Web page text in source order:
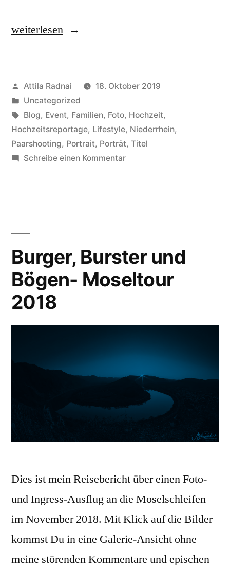
„Hochzeit
und
George“
weiterlesen
Veröffentlicht
von
Attila Radnai
18. Oktober 2019
Veröffentlicht
in
Uncategorized
Schlagwörter:
Blog, Event, Familien, Foto, Hochzeit,
Hochzeitsreportage, Lifestyle, Niederrhein,
Paarshooting, Portrait, Porträt, Titel
Schreibe einen Kommentarzu
Burger, Burster und
Bögen- Moseltour
2018
Dies ist mein Reisebericht über einen Foto-
und Ingress-Ausflug an die Moselschleifen
im November 2018. Mit Klick auf die Bilder
kommst Du in eine Galerie-Ansicht ohne
meine störenden Kommentare und epischen